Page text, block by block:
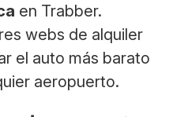
en Trabber.
webs de alquiler
el auto más barato
aeropuerto.